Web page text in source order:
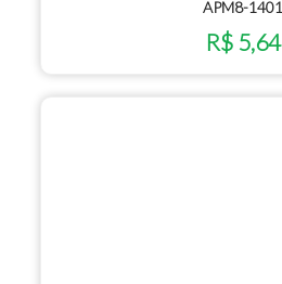
APM8-1401
R$ 5,64